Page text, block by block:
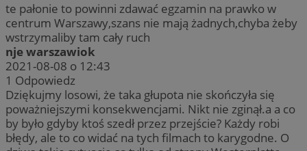
te pałonie to powinni zdawać egzamin na prawko w
centrum Warszawy,szans nie mają żadnych,chyba żeby
wstrzymaliby tam cały ruch
nje warszawiok
2021-08-08 o 12:43
1 Odpowiedz
Dziękujmy losowi, że taka głupota nie skończyła się
poważniejszymi konsekwencjami. Nikt nie zginął.a a co
by było gdyby ktoś szedł przez przejście? Każdy robi
błędy, ale to co widać na tych filmach to karygodne. O